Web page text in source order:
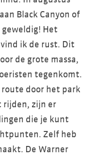
Black Canyon of
Het
ik de rust. Dit
de grote massa,
tegenkomt.
route door het park
rijden, zijn er
die je kunt
Zelf heb
De Warner